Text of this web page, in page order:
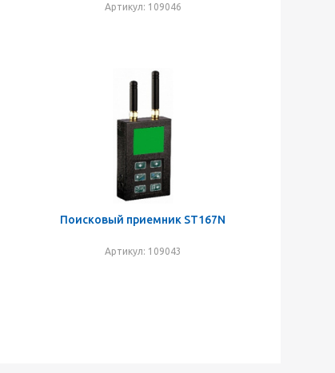
Артикул: 109046
Поисковый приемник ST167N
Артикул: 109043